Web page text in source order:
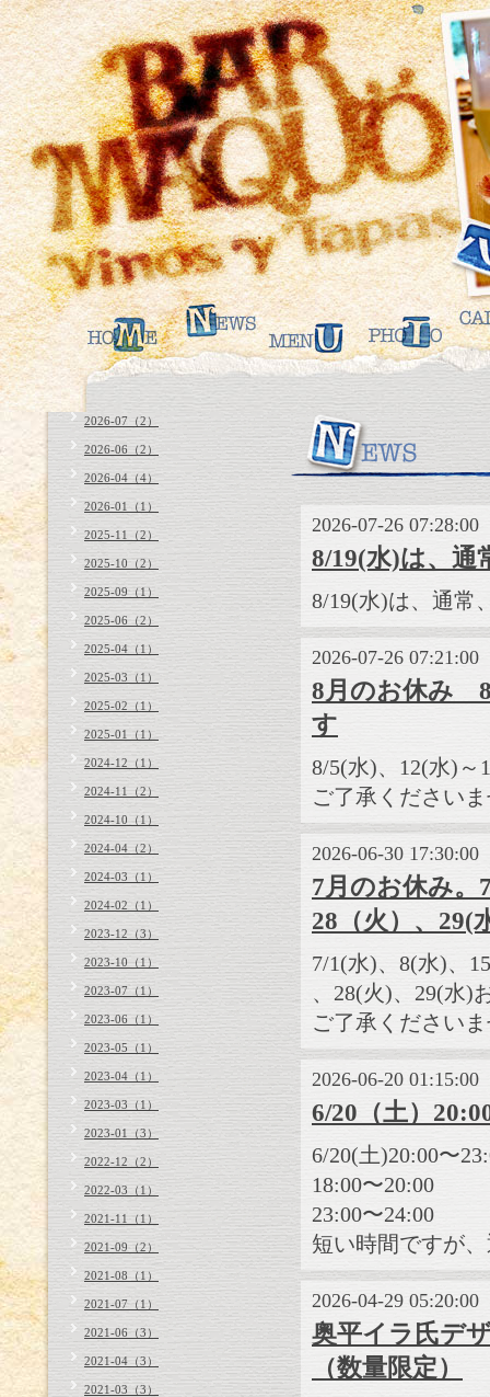
2026-07-26 07:28:00
8/19(水)は、通
8/19(水)は、通常
2026-07-26 07:21:00
8月のお休み
す
8/5(水)、12(水)～
ご了承ください
2026-06-30 17:30:00
7月のお休み。
28（火）、29(
7/1(水)、8(水)、
、28(火)、29(水)
ご了承ください
2026-06-20 01:15:00
6/20（土）
6/20(土)20:00〜
18:00〜20:00
23:00〜24:00
短い時間ですが
2026-04-29 05:20:00
奥平イラ氏デ
（数量限定）
2026-07（2）
2026-06（2）
2026-04（4）
2026-01（1）
2025-11（2）
2025-10（2）
2025-09（1）
2025-06（2）
2025-04（1）
2025-03（1）
2025-02（1）
2025-01（1）
2024-12（1）
2024-11（2）
2024-10（1）
2024-04（2）
2024-03（1）
2024-02（1）
2023-12（3）
2023-10（1）
2023-07（1）
2023-06（1）
2023-05（1）
2023-04（1）
2023-03（1）
2023-01（3）
2022-12（2）
2022-03（1）
2021-11（1）
2021-09（2）
2021-08（1）
2021-07（1）
2021-06（3）
2021-04（3）
2021-03（3）